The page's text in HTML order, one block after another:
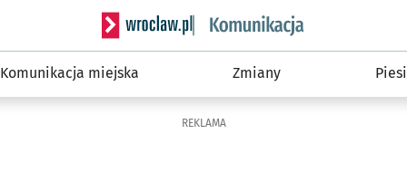
Serwis informacyjny wroclaw.pl podserwis:
Komunikacja miejska Zmiany Piesi
REKLAMA